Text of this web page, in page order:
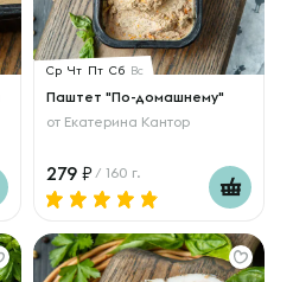
Ср Чт Пт Сб Вс
Паштет "По-домашнему"
от Екатерина Кантор
279 / 160 г.